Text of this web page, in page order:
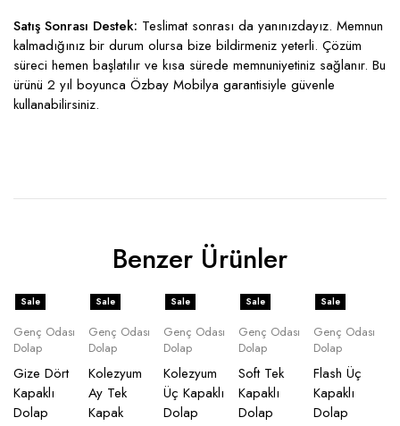
Satış Sonrası Destek: Teslimat sonrası da yanınızdayız. Memnun
kalmadığınız bir durum olursa bize bildirmeniz yeterli. Çözüm
süreci hemen başlatılır ve kısa sürede memnuniyetiniz sağlanır. Bu
ürünü 2 yıl boyunca Özbay Mobilya garantisiyle güvenle
kullanabilirsiniz.
Benzer Ürünler
Sale
Genç Odası
Dolap
Gize Dört
Kapaklı
Dolap
Sale
Genç Odası
Dolap
Kolezyum
Ay Tek
Kapak
Sale
Genç Odası
Dolap
Kolezyum
Üç Kapaklı
Dolap
Sale
Genç Odası
Dolap
Soft Tek
Kapaklı
Dolap
Sale
Genç Odası
Dolap
Flash Üç
Kapaklı
Dolap